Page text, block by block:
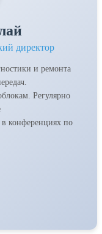
директор
и ремонта
Регулярно
в конференциях по